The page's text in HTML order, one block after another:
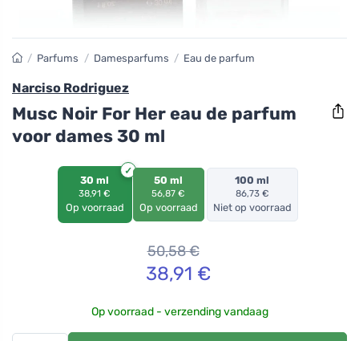
/ Parfums / Damesparfums / Eau de parfum
Narciso Rodriguez
Musc Noir For Her eau de parfum
voor dames 30 ml
30 ml
38,91 €
Op voorraad
50 ml
56,87 €
Op voorraad
100 ml
86,73 €
Niet op voorraad
50,58€
38,91 €
Op voorraad - verzending vandaag